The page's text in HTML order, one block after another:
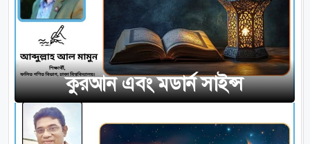
কুরআন এবং মডার্ন সাইন্স